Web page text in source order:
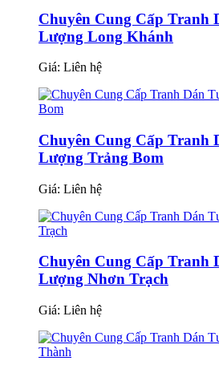
Chuyên Cung Cấp Tranh
Lượng Long Khánh
Giá: Liên hệ
Chuyên Cung Cấp Tranh
Lượng Trảng Bom
Giá: Liên hệ
Chuyên Cung Cấp Tranh
Lượng Nhơn Trạch
Giá: Liên hệ